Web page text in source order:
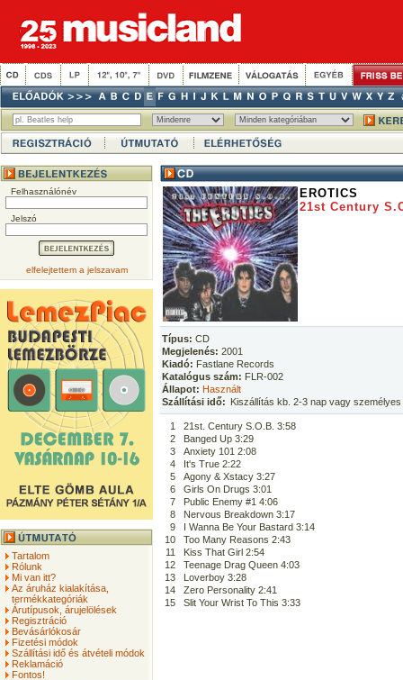
Felhasználónév
Jelszó
elfelejtettem a jelszavam
Tartalom
Rólunk
Mi van itt?
Az áruház kialakítása,
termékkategóriák
Árutípusok, árujelölések
Regisztráció
Bevásárlókosár
Fizetési módok
Szállítási idő és átvételi módok
Reklamáció
Fontos!
EROTICS
21st Century
Típus: CD
Megjelenés: 2001
Kiadó: Fastlane Records
Katalógus szám: FLR-002
Állapot: Használt
Szállítási idő: Kiszállítás kb. 2-3 nap vagy
1
21st. Century S.O.B. 3:58
2
Banged Up 3:29
3
Anxiety 101 2:08
4
It's True 2:22
5
Agony & Xstacy 3:27
6
Girls On Drugs 3:01
7
Public Enemy #1 4:06
8
Nervous Breakdown 3:17
9
I Wanna Be Your Bastard 3:14
10
Too Many Reasons 2:43
11
Kiss That Girl 2:54
12
Teenage Drag Queen 4:03
13
Loverboy 3:28
14
Zero Personality 2:41
15
Slit Your Wrist To This 3:33